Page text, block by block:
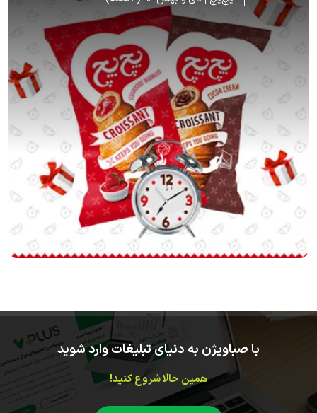
با صباویژن به دنیای تبلیغات وارد شوید
همین حالا شروع کنید!